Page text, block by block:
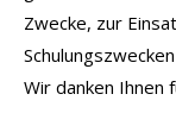
Zwecke, zur
Wir danken Ihnen